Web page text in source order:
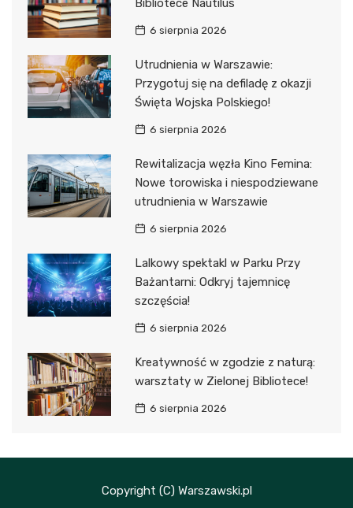
Bibliotece Nautilus
6 sierpnia 2026
Utrudnienia w Warszawie:
Przygotuj się na defiladę z okazji
Święta Wojska Polskiego!
6 sierpnia 2026
Rewitalizacja węzła Kino Femina:
Nowe torowiska i niespodziewane
utrudnienia w Warszawie
6 sierpnia 2026
Lalkowy spektakl w Parku Przy
Bażantarni: Odkryj tajemnicę
szczęścia!
6 sierpnia 2026
Kreatywność w zgodzie z naturą:
warsztaty w Zielonej Bibliotece!
6 sierpnia 2026
Copyright (C) Warszawski.pl